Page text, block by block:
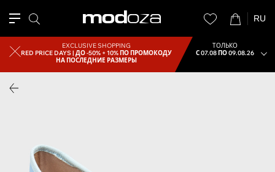
RU
EXCLUSIVE SHOPPING
RED PRICE DAYS |ДО -50% + 10% ПО ПРОМОКОДУ
НА ПОСЛЕДНИЕ РАЗМЕРЫ
ТОЛЬКО
С 07.08 ПО 09.08.26